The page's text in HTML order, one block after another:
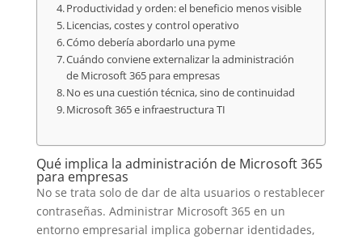
Productividad y orden: el beneficio menos visible
Licencias, costes y control operativo
Cómo debería abordarlo una pyme
Cuándo conviene externalizar la administración
de Microsoft 365 para empresas
No es una cuestión técnica, sino de continuidad
Microsoft 365 e infraestructura TI
Qué implica la administración de Microsoft 365
para empresas
No se trata solo de dar de alta usuarios o restablecer
contraseñas. Administrar Microsoft 365 en un
entorno empresarial implica gobernar identidades,